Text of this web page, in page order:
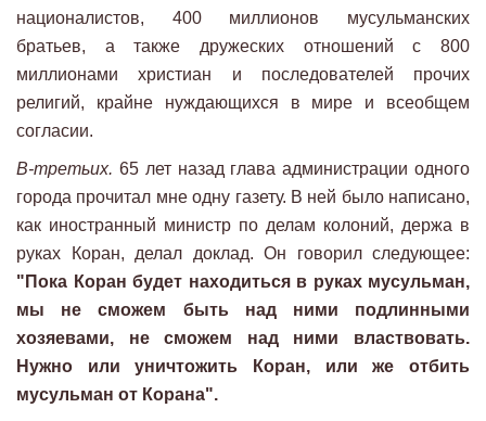
националистов, 400 миллионов мусульманских
братьев, а также дружеских отношений с 800
миллионами христиан и последователей прочих
религий, крайне нуждающихся в мире и всеобщем
согласии.
В-третьих. 65 лет назад глава администрации одного
города прочитал мне одну газету. В ней было написано,
как иностранный министр по делам колоний, держа в
руках Коран, делал доклад. Он говорил следующее:
"Пока Коран будет находиться в руках мусульман,
мы не сможем быть над ними подлинными
хозяевами, не сможем над ними властвовать.
Нужно или уничтожить Коран, или же отбить
мусульман от Корана".